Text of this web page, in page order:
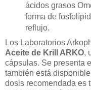
ácidos grasos
forma de
reflujo.
Los Laboratorios
Aceite de Krill ARKO,
cápsulas. Se presenta
también está
dosis recomendada es